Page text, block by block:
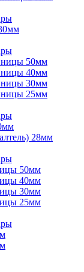
50мм
40мм
30мм
25мм
28мм
50мм
40мм
30мм
25мм